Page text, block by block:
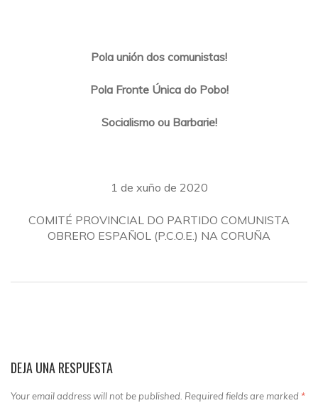
Pola unión dos comunistas!
Pola Fronte Única do Pobo!
Socialismo ou Barbarie!
1 de xuño de 2020
COMITÉ PROVINCIAL DO PARTIDO COMUNISTA
OBRERO ESPAÑOL (P.C.O.E.) NA CORUÑA
DEJA UNA RESPUESTA
Your email address will not be published. Required fields are marked *